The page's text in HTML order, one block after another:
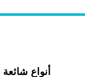
أنواع